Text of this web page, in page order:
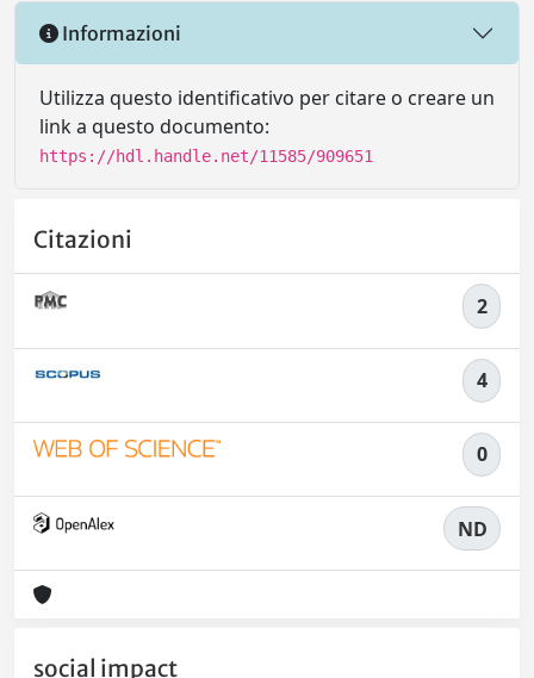
Informazioni
Utilizza questo identificativo per citare o creare un
link a questo documento:
https://hdl.handle.net/11585/909651
Citazioni
2
4
0
ND
social impact